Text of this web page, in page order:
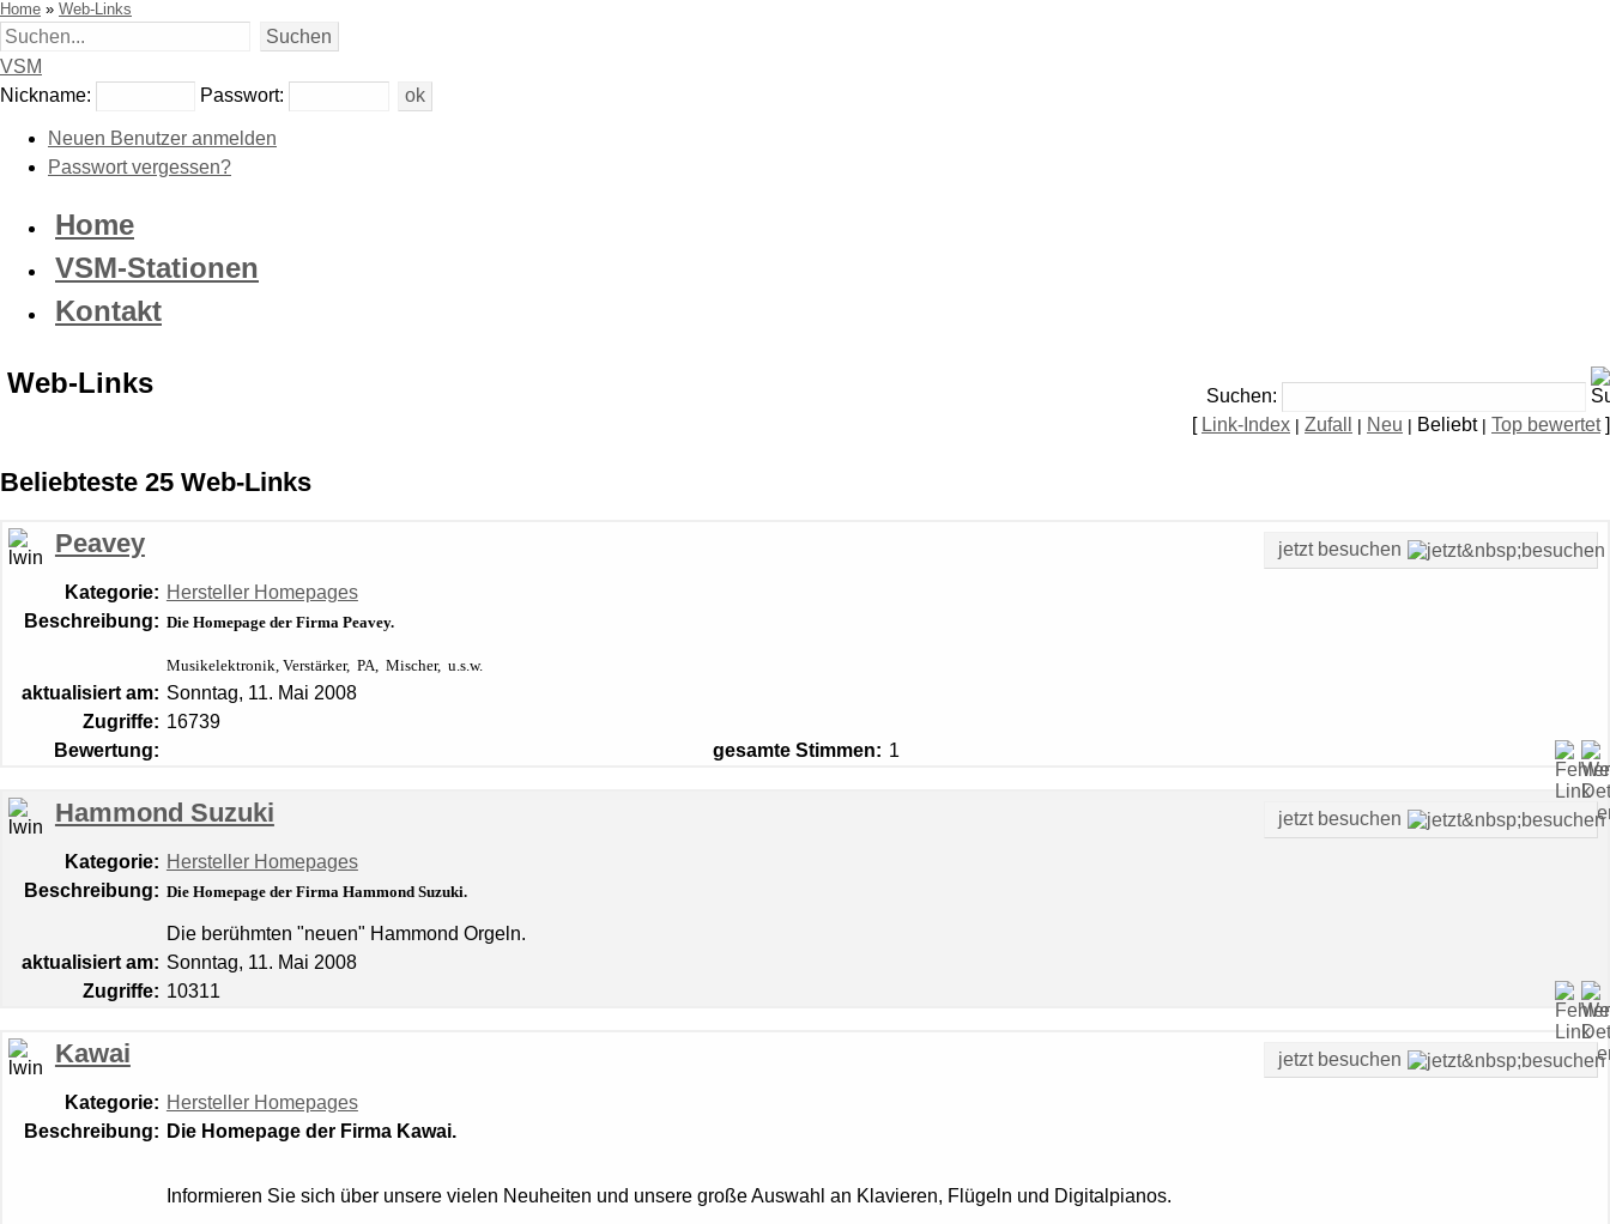
Home » Web-Links
VSM
Nickname:
Passwort:
Neuen Benutzer anmelden
Passwort vergessen?
Home
VSM-Stationen
Kontakt
Web-Links
Suchen:
[ Link-Index Zufall Neu Beliebt Top bewertet]
Beliebteste 25 Web-Links
Peavey jetzt besuchen
Kategorie: Hersteller Homepages
Beschreibung: Die Homepage der Firma Peavey.
Musikelektronik, Verstärker, PA, Mischer, u.s.w.
aktualisiert am: Sonntag, 11. Mai 2008
Zugriffe: 16739
Bewertung:
gesamte Stimmen: 1
Hammond Suzuki jetzt besuchen
Kategorie: Hersteller Homepages
Beschreibung: Die Homepage der Firma Hammond Suzuki.
Die berühmten "neuen" Hammond Orgeln.
aktualisiert am: Sonntag, 11. Mai 2008
Zugriffe: 10311
Kawai jetzt besuchen
Kategorie: Hersteller Homepages
Beschreibung: Die Homepage der Firma Kawai.
Informieren Sie sich über unsere vielen Neuheiten und unsere große Auswahl an Klavieren, Flügeln und Digitalpianos.